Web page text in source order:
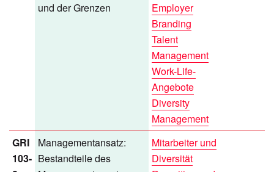
und der Grenzen
Employer
Branding
Talent
Management
Work-Life-
Angebote
Diversity
Management
GRI
103-
Managementansatz:
Bestandteile des
Mitarbeiter und
Diversität